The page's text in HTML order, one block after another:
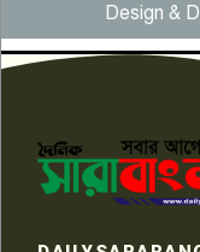
৬
৭
Design &